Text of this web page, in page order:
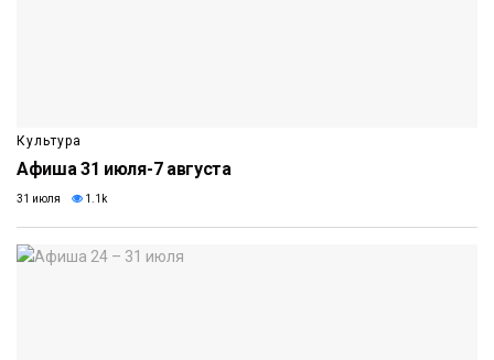
Культура
Афиша 31 июля-7 августа
31 июля 1.1k